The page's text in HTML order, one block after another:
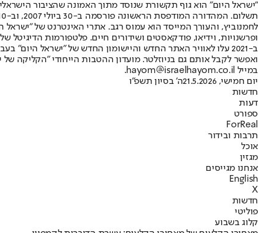
"ישראל היום" הוא גוף תקשורת שנוסד מתוך האמונה שהציבור הישראלי
ופרשנויות, וידיאו, פודקאסטים ושידורים חיים. פלטפורמות הדיגיטל
ב-2021 עלו לאוויר האתר החדש והיישומון החדש של "ישראל
ואפשר לקבל אותם גם בניוזלטר. מועדון ההטבות הייחודי "הקליקה
במייל hayom@israelhayom.co.il.
יום חמישי, 21.5.2026
ה' בסיון תשפ"ו
חדשות
דעות
ספורט
ForReal
תרבות ובידור
אוכל
מגזין
אנחנו מגייסים
English
X
חדשות
פוליטי
קלוג בשבוע